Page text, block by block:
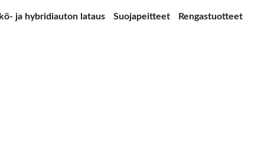
ja hybridiauton lataus Suojapeitteet Rengastuotteet